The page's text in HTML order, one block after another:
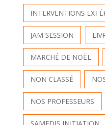
INTERVENTIONS
JAM SESSION
MARCHÉ DE NOËL
NON CLASSÉ
NOS PROFESSEURS